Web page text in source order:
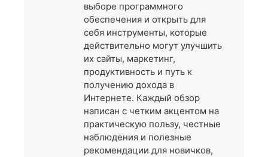
выборе программного
обеспечения и открыть для
себя инструменты, которые
действительно могут улучшить
их сайты, маркетинг,
продуктивность и путь к
получению дохода в
Интернете. Каждый обзор
написан с четким акцентом на
практическую пользу, честные
наблюдения и полезные
рекомендации для новичков,